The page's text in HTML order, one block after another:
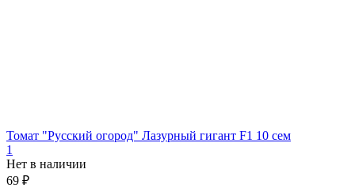
Томат "Русский огород" Лазурный гигант F1 10 сем
1
Нет в наличии
69 ₽